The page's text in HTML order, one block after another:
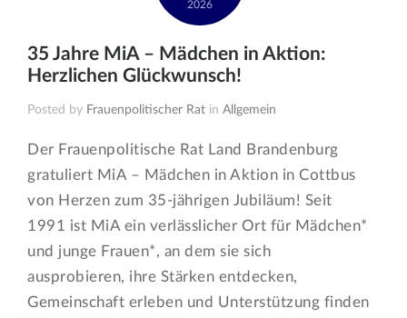
2026
35 Jahre MiA – Mädchen in Aktion:
Herzlichen Glückwunsch!
Posted by Frauenpolitischer Rat inAllgemein
Der Frauenpolitische Rat Land Brandenburg
gratuliert MiA – Mädchen in Aktion in Cottbus
von Herzen zum 35-jährigen Jubiläum! Seit
1991 ist MiA ein verlässlicher Ort für Mädchen*
und junge Frauen*, an dem sie sich
ausprobieren, ihre Stärken entdecken,
Gemeinschaft erleben und Unterstützung finden